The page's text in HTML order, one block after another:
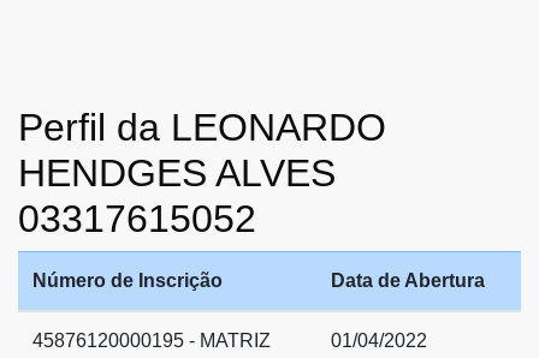
Perfil da LEONARDO
HENDGES ALVES
03317615052
Número de Inscrição Data de Abertura
45876120000195 - MATRIZ 01/04/2022